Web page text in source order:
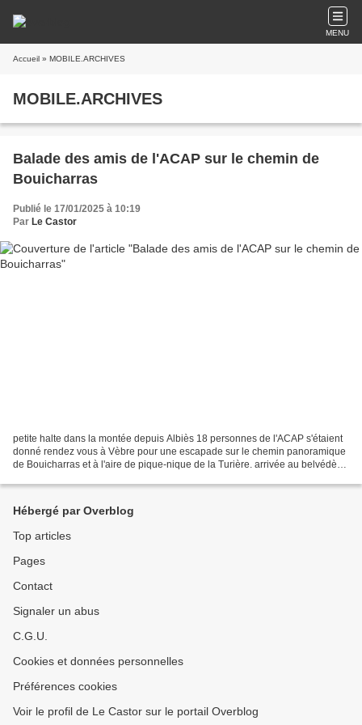
MENU
Accueil » MOBILE.ARCHIVES
MOBILE.ARCHIVES
Balade des amis de l'ACAP sur le chemin de
Bouicharras
Publié le 17/01/2025 à 10:19
Par Le Castor
petite halte dans la montée depuis Albiès 18 personnes de l'ACAP s'étaient
donné rendez vous à Vèbre pour une escapade sur le chemin panoramique
de Bouicharras et à l'aire de pique-nique de la Turière. arrivée au belvédère
Hébergé par Overblog
Top articles
Pages
Contact
Signaler un abus
C.G.U.
Cookies et données personnelles
Préférences cookies
Voir le profil de Le Castor sur le portail Overblog